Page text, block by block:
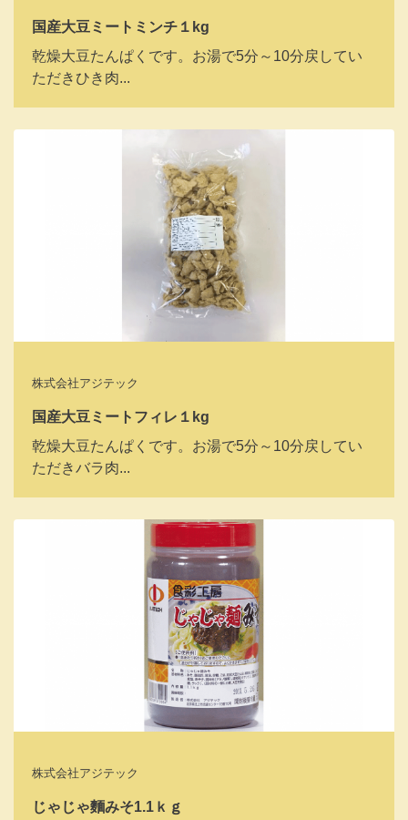
国産大豆ミートミンチ１kg
乾燥大豆たんぱくです。お湯で5分～10分戻してい
ただきひき肉...
株式会社アジテック
国産大豆ミートフィレ１kg
乾燥大豆たんぱくです。お湯で5分～10分戻してい
ただきバラ肉...
株式会社アジテック
じゃじゃ麵みそ1.1ｋｇ